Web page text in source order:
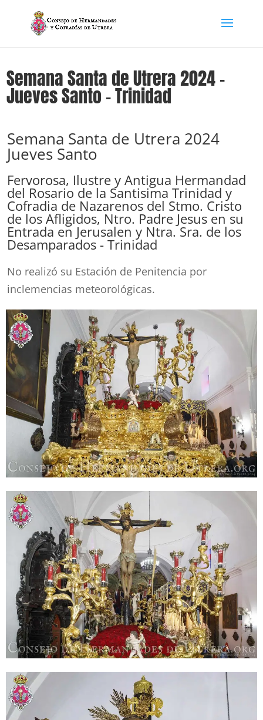
Semana Santa de Utrera 2024 –
Jueves Santo – Trinidad
Semana Santa de Utrera 2024
Jueves Santo
Fervorosa, Ilustre y Antigua Hermandad
del Rosario de la Santisima Trinidad y
Cofradia de Nazarenos del Stmo. Cristo
de los Afligidos, Ntro. Padre Jesus en su
Entrada en Jerusalen y Ntra. Sra. de los
Desamparados - Trinidad
No realizó su Estación de Penitencia por
inclemencias meteorológicas.